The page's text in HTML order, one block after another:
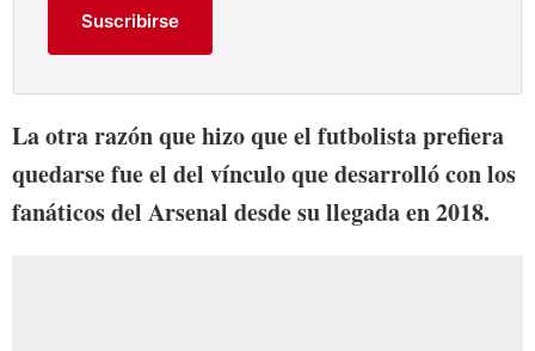
Suscribirse
La otra razón que hizo que el futbolista prefiera
quedarse fue el del vínculo que desarrolló con los
fanáticos del Arsenal desde su llegada en 2018.